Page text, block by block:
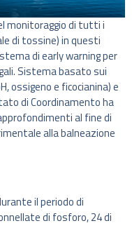
monitoraggio di tutti i
di tossine) in questi
di early warning per
Sistema basato sui
ossigeno e ficocianina) e
di Coordinamento ha
al fine di
alla balneazione
il periodo di
di fosforo, 24 di